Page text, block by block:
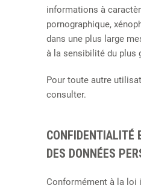
informations à
pornographique,
dans une plus large
à la sensibilité du plus
Pour toute autre
consulter.
CONFIDENTIALITÉ
DES DONNÉES
Conformément à la loi